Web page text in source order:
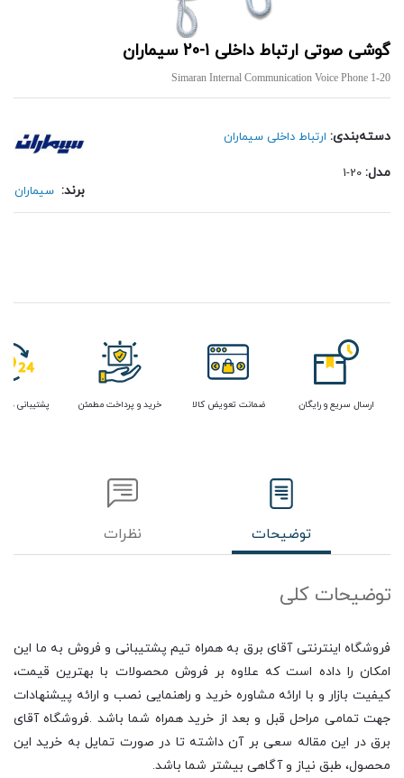
گوشی صوتی ارتباط داخلی 1-20 سیماران
Simaran Internal Communication Voice Phone 1-20
دسته‌بندی: ارتباط داخلی سیماران
مدل:
برند: سیماران
ارسال سریع و رایگان ضمانت تعویض کالا خرید و پرداخت مطمئن پشتیبانی
توضیحات نظرات
توضیحات کلی
فروشگاه اینترنتی آقای برق به همراه تیم پشتیبانی و فروش به ما این
امکان را داده است که علاوه بر فروش محصولات با بهترین قیمت،
کیفیت بازار و با ارائه مشاوره خرید و راهنمایی نصب و ارائه پیشنهادات
جهت تمامی مراحل قبل و بعد از خرید همراه شما باشد .فروشگاه آقای
برق در این مقاله سعی بر آن داشته تا در صورت تمایل به خرید این
محصول، طبق نیاز و آگاهی بیشتر شما باشد.